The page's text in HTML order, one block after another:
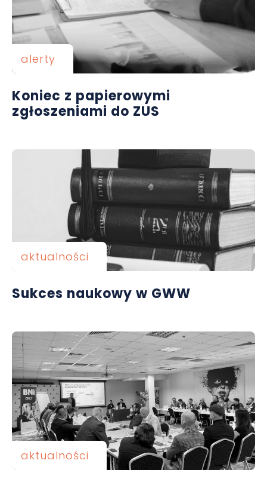
alerty
Koniec z papierowymi
zgłoszeniami do ZUS
aktualności
Sukces naukowy w GWW
aktualności